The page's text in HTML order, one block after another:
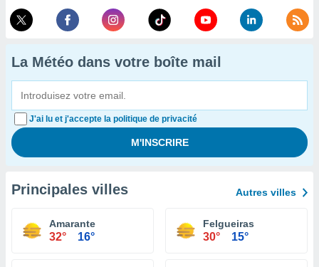
La Météo dans votre boîte mail
J'ai lu et j'accepte la politique de privacité
Principales villes Autres villes
Amarante
32° 16°
Felgueiras
30° 15°